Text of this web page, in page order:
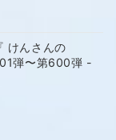
んさんの
弾〜第600弾 -